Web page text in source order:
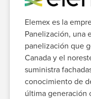
Elemex es la
Panelización, una
panelización que
Canada y el
suministra
conocimiento de
última generación